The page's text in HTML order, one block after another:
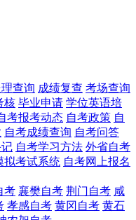
查询 成绩复查 考场查询
核 毕业申请 学位英语培
考报考动态 自考政策 自
自考成绩查询 自考问答
自考学习方法 外省自考
拟考试系统 自考网上报名
考 襄樊自考 荆门自考 咸
孝感自考 黄冈自考 黄石